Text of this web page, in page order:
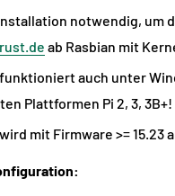
notwendig, um
ab Rasbian mit
auch unter
Plattformen Pi 2, 3, 3B+!
mit Firmware >= 15.23